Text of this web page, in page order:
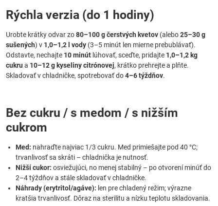
Rýchla verzia (do 1 hodiny)
Urobte krátky odvar zo80–100 g čerstvých kvetov (alebo25–30 g
sušených) v 1,0–1,2 l vody (3–5 minút len mierne prebublávať).
Odstavte, nechajte 10 minút lúhovať, sceďte, pridajte 1,0–1,2 kg
cukru a 10–12 g kyseliny citrónovej, krátko prehrejte a plňte.
Skladovať v chladničke, spotrebovať do4–6 týždňov.
Bez cukru / s medom / s nižším
cukrom
Med: nahraďte najviac 1/3 cukru. Med primiešajte pod 40 °C;
trvanlivosť sa skráti – chladnička je nutnosť.
Nižší cukor: osviežujúci, no menej stabilný – po otvorení minúť do
2–4 týždňov a stále skladovať v chladničke.
Náhrady (erytritol/agáve): len pre chladený režim; výrazne
kratšia trvanlivosť. Dôraz na sterilitu a nízku teplotu skladovania.